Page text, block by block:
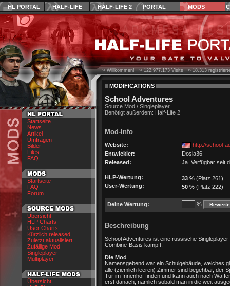
HL PORTAL HALF-LIFE HALF-LIFE 2 PORTAL MODS
Startseite
News
Artikel
Umfragen
Bilder
Files
FAQ
Startseite
FAQ
Forum
Übersicht
HLP Charts
User Charts
Kürzlich released
Zuletzt aktualisiert
Zufällige Mod
Singleplayer
Multiplayer
Übersicht
›› Willkommen! ››122.977.173Visits ››18.313
MODIFICATIONS
School Adventures
Source Mod / Singleplayer
Benötigt außerdem: Half-Life 2
Mod-Info
Website:
http://school-
Entwickler:
Dosia36
Released:
Ja. Verfügbar seit
HLP-Wertung: 33 % (Platz 261)
User-Wertung:
50 % (Platz 222)
Deine Wertung: %
Beschreibung
School Adventures ist eine russische
Combine-Basis kämpft.
Die Mod
Namensgebend war ein Schulgebäude, welches
alle (ziemlich leeren) Zimmer sind begehbar, der
Tür im Innenhof finden und kann auch nach
erst danach, nämlich sobald man in die weit